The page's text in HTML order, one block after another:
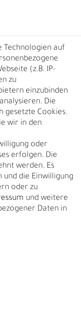
Team.
Nelkenweg 3b
Technologien auf
(z.B. IP-
zu
einzubinden
Die
Cookies.
wir in den
oder
erfolgen. Die
werden. Es
und die Einwilligung
oder zu
und weitere
Daten in